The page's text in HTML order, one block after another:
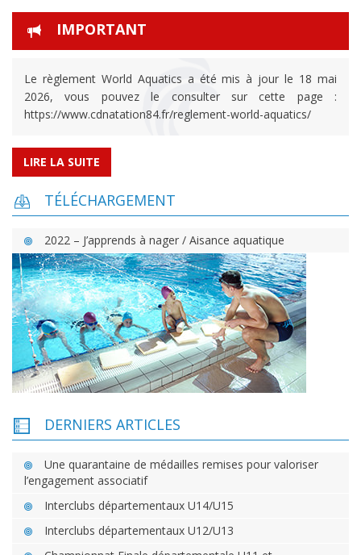
IMPORTANT
Le règlement World Aquatics a été mis à jour le 18 mai
2026, vous pouvez le consulter sur cette page :
https://www.cdnatation84.fr/reglement-world-aquatics/
LIRE LA SUITE
TÉLÉCHARGEMENT
2022 – J’apprends à nager / Aisance aquatique
DERNIERS ARTICLES
Une quarantaine de médailles remises pour valoriser
l’engagement associatif
Interclubs départementaux U14/U15
Interclubs départementaux U12/U13